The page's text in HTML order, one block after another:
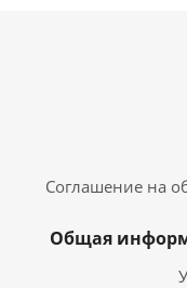
Соглашение на
Общая